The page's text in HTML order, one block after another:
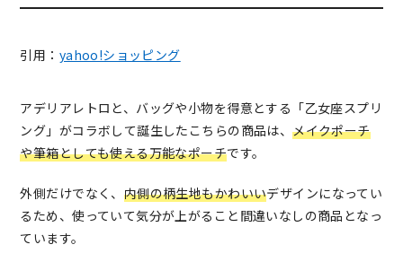
引用： yahoo!ショッピング
アデリアレトロと、バッグや小物を得意とする「乙女座スプリ
ング」がコラボして誕生したこちらの商品は、メイクポーチ
や筆箱としても使える万能なポーチです。
外側だけでなく、 内側の柄生地もかわいいデザインになってい
るため、使っていて気分が上がること間違いなしの商品となっ
ています。